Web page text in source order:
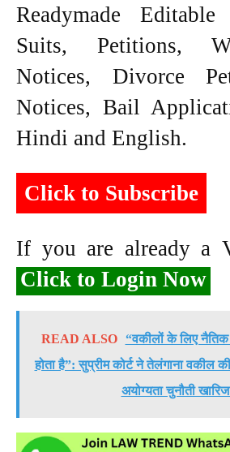
Readymade
Suits, Petitions,
Notices, Divorce
Notices, Bail
Hindi and English.
Click to Subscribe
If you are already a
Click to Login Now
READ ALSO
“वकीलों के लिए
होता है”: सुप्रीम कोर्ट ने तेलंगाना वकील
अयोग्यता चुनौती